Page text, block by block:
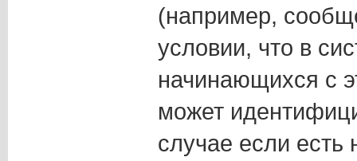
(например,
условии, что в
начинающихся с
может
случае если есть